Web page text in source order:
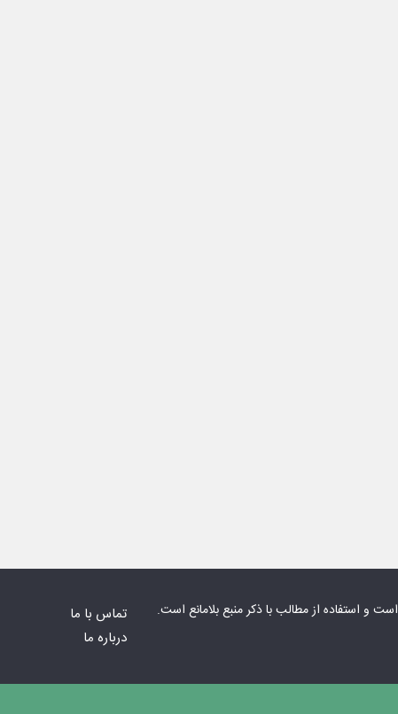
است و استفاده از مطالب با ذکر منبع بلامانع است.
تماس با ما
درباره ما